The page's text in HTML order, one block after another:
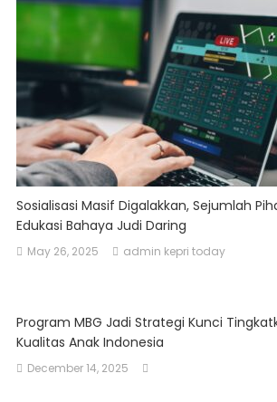
Sosialisasi Masif Digalakkan, Sejumlah
Edukasi Bahaya Judi Daring
May 26, 2025 admin kepri today
Program MBG Jadi Strategi Kunci
Kualitas Anak Indonesia
December 14, 2025